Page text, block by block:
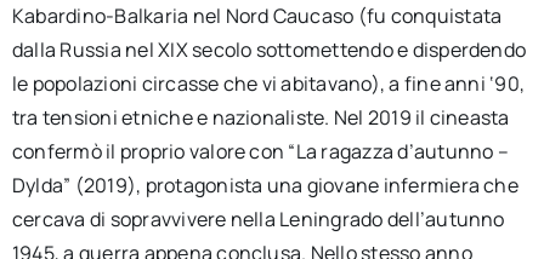
Kabardino-Balkaria nel Nord Caucaso (fu conquistata
dalla Russia nel XIX secolo sottomettendo e disperdendo
le popolazioni circasse che vi abitavano), a fine anni ‘90,
tra tensioni etniche e nazionaliste. Nel 2019 il cineasta
confermò il proprio valore con “La ragazza d’autunno –
Dylda” (2019), protagonista una giovane infermiera che
cercava di sopravvivere nella Leningrado dell’autunno
1945, a guerra appena conclusa. Nello stesso anno